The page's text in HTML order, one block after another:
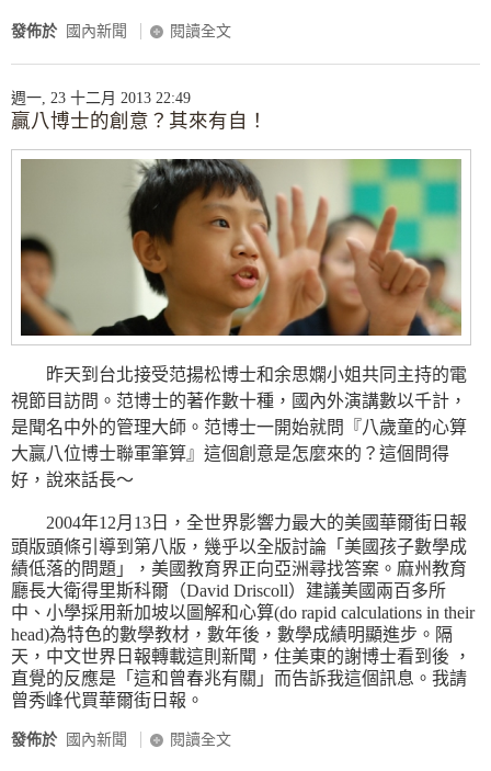
發佈於 國內新聞 閱讀全文
週一, 23 十二月 2013 22:49
贏八博士的創意？其來有自！
昨天到台北接受范揚松博士和余思嫻小姐共同主持的電
視節目訪問。范博士的著作數十種，國內外演講數以千計，
是聞名中外的管理大師。范博士一開始就問『八歲童的心算
大贏八位博士聯軍筆算』這個創意是怎麼來的？這個問得
好，說來話長～
2004年12月13日，全世界影響力最大的美國華爾街日報
頭版頭條引導到第八版，幾乎以全版討論「美國孩子數學成
績低落的問題」，美國教育界正向亞洲尋找答案。麻州教育
廳長大衛得里斯科爾（David Driscoll）建議美國兩百多所
中、小學採用新加坡以圖解和心算(do rapid calculations in their
head)為特色的數學教材，數年後，數學成績明顯進步。隔
天，中文世界日報轉載這則新聞，住美東的謝博士看到後 ，
直覺的反應是「這和曾春兆有關」而告訴我這個訊息。我請
曾秀峰代買華爾街日報。
發佈於 國內新聞 閱讀全文